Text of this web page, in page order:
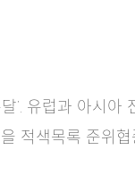
’. 유럽과 아시아
적색목록 준위